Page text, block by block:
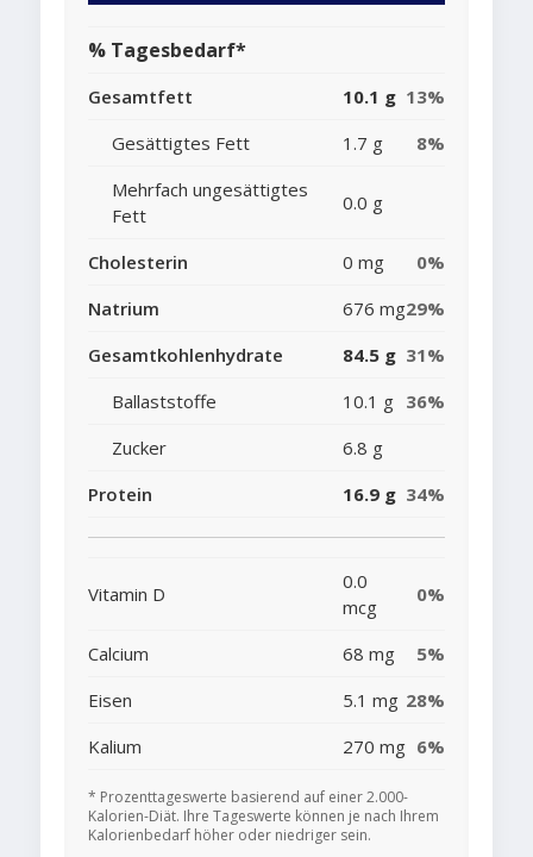
% Tagesbedarf*
Gesamtfett 10.1 g 13%
Gesättigtes Fett
1.7 g
8%
Mehrfach ungesättigtes
Fett
0.0 g
Cholesterin 0 mg
0%
Natrium
676 mg29%
Gesamtkohlenhydrate
84.5 g 31%
Ballaststoffe
10.1 g 36%
Zucker
6.8 g
Protein
16.9 g 34%
Vitamin D
0.0
mcg
0%
Calcium 68 mg
5%
Eisen
5.1 mg 28%
Kalium
270 mg 6%
* Prozenttageswerte basierend auf einer 2.000-
Kalorien-Diät. Ihre Tageswerte können je nach Ihrem
Kalorienbedarf höher oder niedriger sein.